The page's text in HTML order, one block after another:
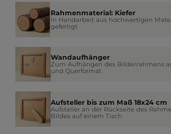
Rahmenmaterial: Kiefer
In Handarbeit aus hochwertigen
gefertigt
Wandaufhänger
Zum Aufhängen des Bilderrahmens
und Querformat
Aufsteller bis zum Maß 18x24 cm
Aufsteller an der Rückseite des
Bildes auf einem Tisch